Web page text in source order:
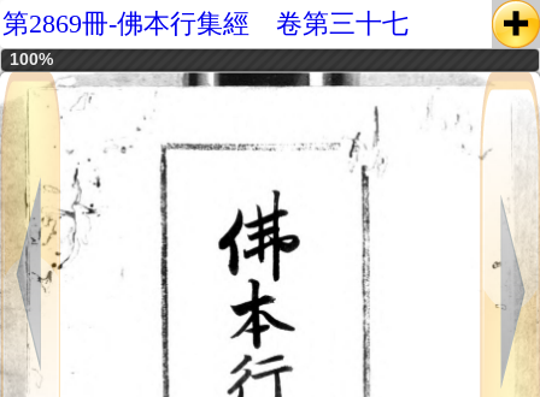
第2869冊-佛本行集經 卷第三十七
100%